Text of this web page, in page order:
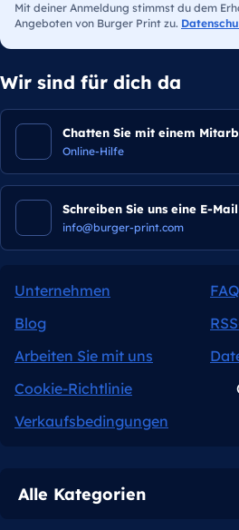
Mit deiner Anmeldung stimmst du dem
Angeboten von Burger Print zu.
Wir sind für dich da
Chatten Sie mit einem
Online-Hilfe
Schreiben Sie uns eine E-Mail
info@burger-print.com
Unternehmen
FAQ
Blog
Arbeiten Sie mit uns
Cookie-Richtlinie
Verkaufsbedingungen
Alle Kategorien